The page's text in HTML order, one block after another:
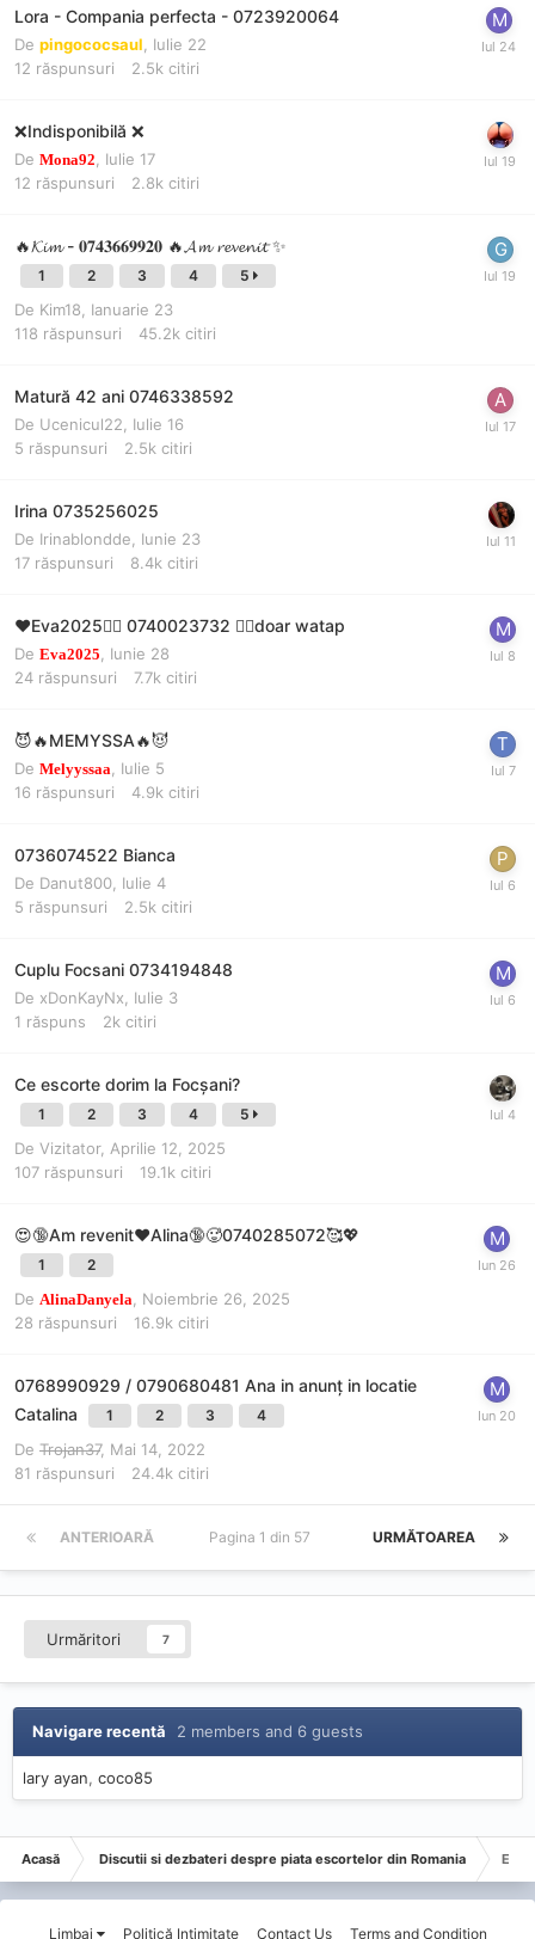
Lora - Compania perfecta - 0723920064
De pingococsaul
Iulie 22
12 răspunsuri 2.5k citiri
❌Indisponibilă ❌
De Mona92
Iulie 17
12 răspunsuri 2.8k citiri
🔥𝓚𝓲𝓶 - 𝟎𝟕𝟒𝟑𝟔𝟔𝟗𝟗𝟐𝟎 🔥𝓐𝓶 𝓻𝓮𝓿𝓮𝓷𝓲𝓽 ✨
1 2 3 4 5
De Kim18
Ianuarie 23
118 răspunsuri 45.2k citiri
Matură 42 ani 0746338592
De Ucenicul22
Iulie 16
5 răspunsuri 2.5k citiri
Irina 0735256025
De Irinablondde
Iunie 23
17 răspunsuri 8.4k citiri
❤️Eva2025❤️‍🔥 0740023732 ❤️‍🔥doar watap
De Eva2025
Iunie 28
24 răspunsuri 7.7k citiri
😈🔥MEMYSSA🔥😈
De Melyyssaa
Iulie 5
16 răspunsuri 4.9k citiri
0736074522 Bianca
De Danut800 Iulie 4
5 răspunsuri 2.5k citiri
Cuplu Focsani 0734194848
De xDonKayNx
Iulie 3
1 răspuns 2k citiri
Ce escorte dorim la Focșani?
1 2 3 4 5
De Vizitator, Aprilie 12, 2025
107 răspunsuri 19.1k citiri
😍🔞Am revenit❤️Alina🔞🥵0740285072🥰💖
1 2
De AlinaDanyela
Noiembrie 26, 2025
28 răspunsuri 16.9k citiri
0768990929 / 0790680481 Ana in anunț in locatie
Catalina
1 2 3 4
De Trojan37, Mai 14, 2022
81 răspunsuri 24.4k citiri
ANTERIOARĂ URMĂTOAREA
Pagina 1 din 57
Urmăritori 7
Navigare recentă 2 members and 6 guests
lary ayan coco85
Acasă Discutii si dezbateri despre piata escortelor din Romania
Limbaj Politică Intimitate Contact Us Terms and Condition